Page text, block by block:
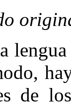
lengua
de